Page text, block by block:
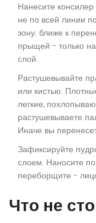
Нанесите консилер
не по всей линии
зону: ближе к
прыщей - только
слой.
Растушевывайте
или кистью.
легкие,
растушевываете
Иначе вы
Зафиксируйте
слоем. Наносите
переборщите -
Что не